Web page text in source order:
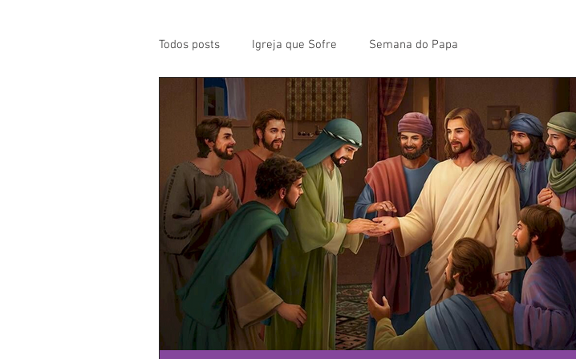
Todos posts Igreja que Sofre Semana do Papa
Mensagem da Semana Palavras do Padre Geovane
Santos da Semana Notícias Artigos Avisos da Paróquia
Párocos Pároco Atual Homilias Paróquia Padroeira
Evangelho Aconteceu Video do Papa Boletim